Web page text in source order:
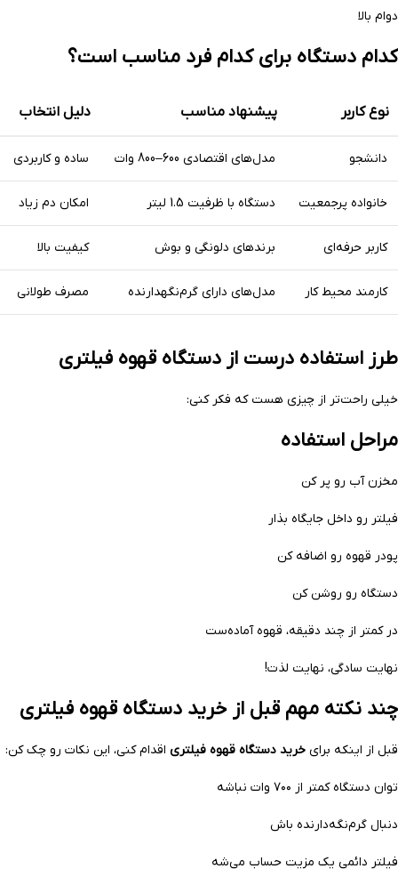
دوام بالا
کدام دستگاه برای کدام فرد مناسب است؟
نوع کاربر پیشنهاد مناسب دلیل انتخاب
دانشجو مدل‌های اقتصادی 600–800 وات ساده و کاربردی
خانواده پرجمعیت دستگاه با ظرفیت 1.5 لیتر امکان دم زیاد
کاربر حرفه‌ای برندهای دلونگی و بوش کیفیت بالا
کارمند محیط کار مدل‌های دارای گرم‌نگهدارنده مصرف طولانی
طرز استفاده درست از دستگاه قهوه فیلتری
خیلی راحت‌تر از چیزی هست که فکر کنی:
مراحل استفاده
مخزن آب رو پر کن
فیلتر رو داخل جایگاه بذار
پودر قهوه رو اضافه کن
دستگاه رو روشن کن
در کمتر از چند دقیقه، قهوه آماده‌ست
نهایت سادگی، نهایت لذت!
چند نکته مهم قبل از خرید دستگاه قهوه فیلتری
قبل از اینکه برای خرید دستگاه قهوه فیلتری اقدام کنی، این نکات رو چک کن:
توان دستگاه کمتر از ۷۰۰ وات نباشه
دنبال گرم‌نگه‌دارنده باش
فیلتر دائمی یک مزیت حساب می‌شه